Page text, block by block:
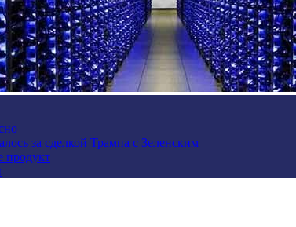
за сделкой Трампа с Зеленским
продукт